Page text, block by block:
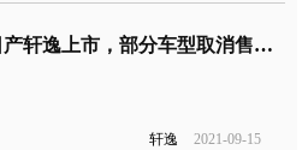
新款日产轩逸上市，部分车型取消售价调整
轩逸 2021-09-15